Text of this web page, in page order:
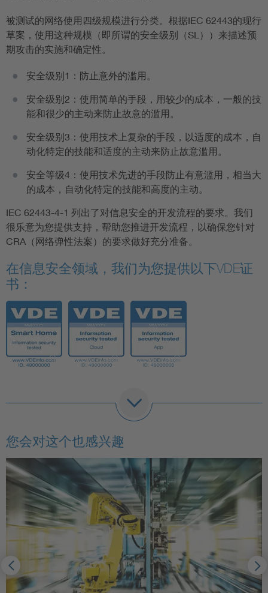
被测试的网络使用四级规模进行分类。根据IEC 62443的现行
草案，使用这种规模（即所谓的安全级别（SL））来描述预
期攻击的实施和确定性。
安全级别1：防止意外的滥用。
安全级别2：使用简单的手段，用较少的成本，一般的技
能和很少的主动来防止故意的滥用。
安全级别3：使用技术上复杂的手段，以适度的成本，自
动化特定的技能和适度的主动来防止故意滥用。
安全等级4：使用技术先进的手段防止有意滥用，相当大
的成本，自动化特定的技能和高度的主动。
IEC 62443-4-1 列出了对信息安全的开发流程的要求。我们
很乐意为您提供支持，帮助您推进开发流程，以确保您针对
CRA（网络弹性法案）的要求做好充分准备。
在信息安全领域，我们为您提供以下VDE证
书：
您会对这个也感兴趣